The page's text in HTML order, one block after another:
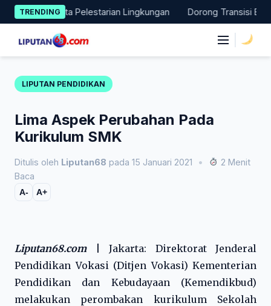
Skip
to
content
TRENDING
Nyata Pelestarian Lingkungan Dorong Transisi Energi di
LIPUTAN PENDIDIKAN
Lima Aspek Perubahan Pada
Kurikulum SMK
Ditulis oleh Liputan68 pada 15 Januari 2021 •
2 Menit
Baca
A- A+
Liputan68.com| Jakarta: Direktorat Jenderal
Pendidikan Vokasi (Ditjen Vokasi) Kementerian
Pendidikan dan Kebudayaan (Kemendikbud)
melakukan perombakan kurikulum Sekolah